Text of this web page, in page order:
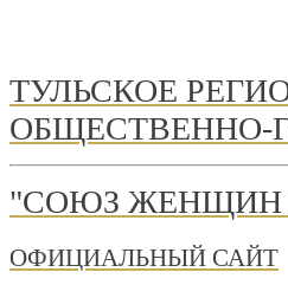
ТУЛЬСКОЕ
ОБЩЕСТВЕННО-
"СОЮЗ ЖЕНЩИН
ОФИЦИАЛЬНЫЙ САЙТ